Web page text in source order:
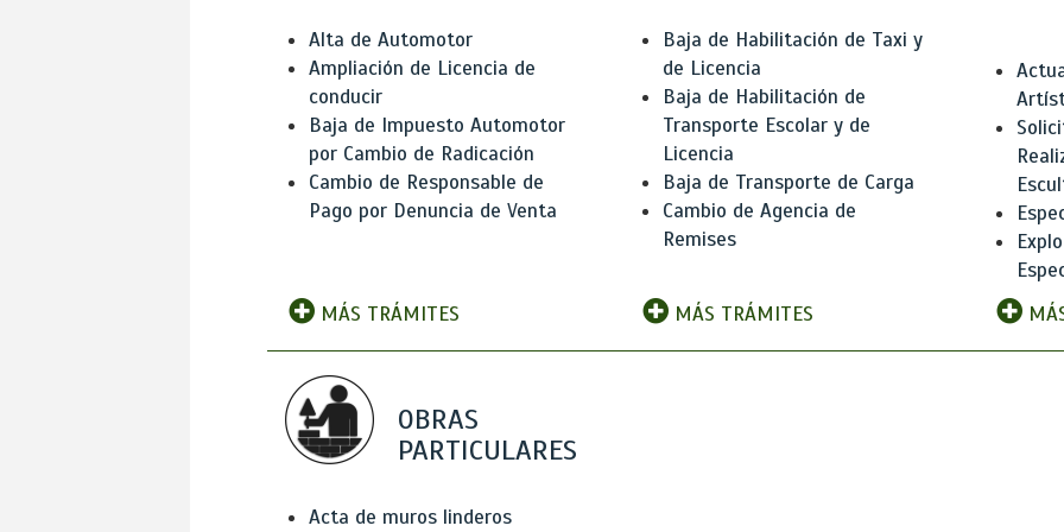
Alta de Automotor
Ampliación de Licencia de
conducir
Baja de Impuesto Automotor
por Cambio de Radicación
Cambio de Responsable de
Pago por Denuncia de Venta
MÁS TRÁMITES
Baja de Habilitación de Taxi y
de Licencia
Baja de Habilitación de
Transporte Escolar y de
Licencia
Baja de Transporte de Carga
Cambio de Agencia de
Remises
MÁS TRÁMITES
OBRAS
PARTICULARES
Acta de muros linderos